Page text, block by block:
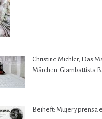
Christine Michler, Das
Märchen: Giambattista
Beiheft: Mujer y prensa